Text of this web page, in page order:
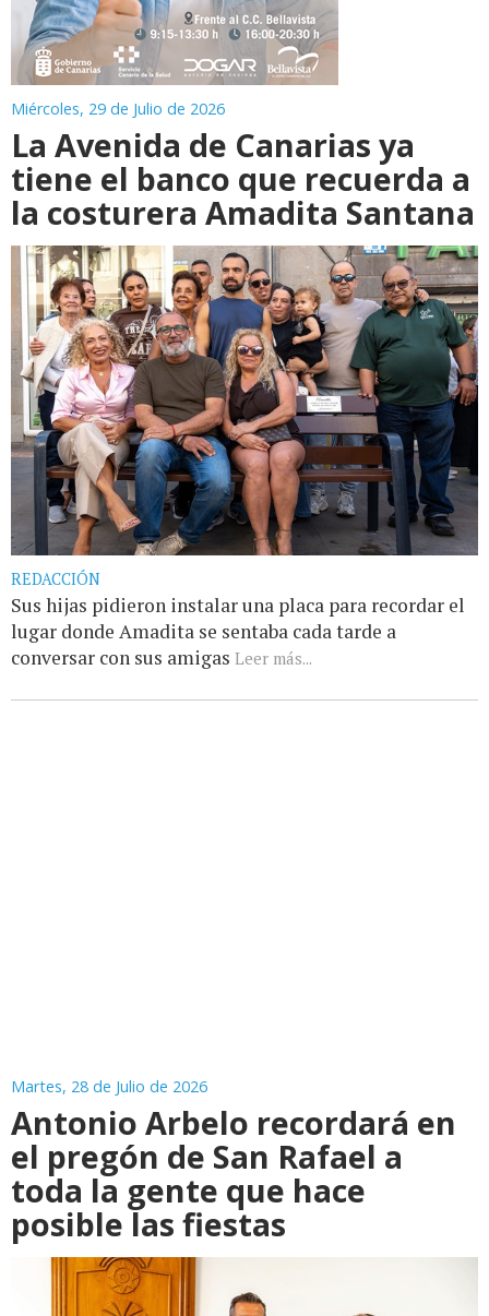
Miércoles, 29 de Julio de 2026
La Avenida de Canarias ya
tiene el banco que recuerda a
la costurera Amadita Santana
REDACCIÓN
Sus hijas pidieron instalar una placa para recordar el
lugar donde Amadita se sentaba cada tarde a
conversar con sus amigas Leer más...
Martes, 28 de Julio de 2026
Antonio Arbelo recordará en
el pregón de San Rafael a
toda la gente que hace
posible las fiestas